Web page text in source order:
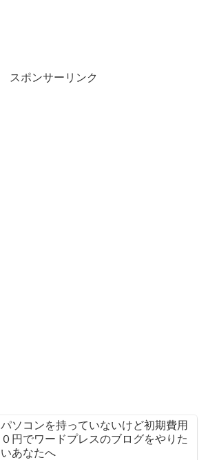
スポンサーリンク
パソコンを持っていないけど初期費用
０円でワードプレスのブログをやりた
いあなたへ